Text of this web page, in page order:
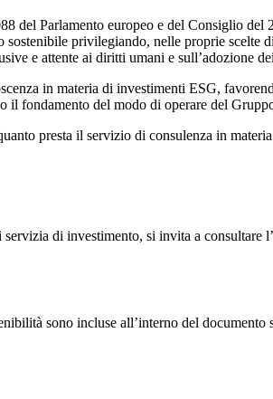
del Parlamento europeo e del Consiglio
privilegiando, nelle proprie scelte
e attente ai diritti umani e sull’adozione
in materia di investimenti ESG,
il fondamento del modo di operare del
presta il servizio di consulenza in
di investimento, si invita a consultare l’
sono incluse all’interno del